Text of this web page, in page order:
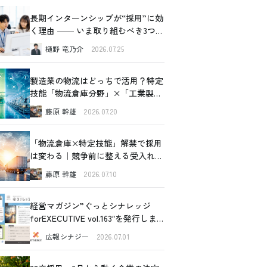
長期インターンシップが“採用”に効
く理由 ―― いま取り組むべき3つの
価値 樋野 竜乃介 2026.07.25
製造業の物流はどっちで活用？特定
技能「物流倉庫分野」×「工業製品
製造分野」比較ガイド
藤原 幹雄 2026.07.20
「物流倉庫×特定技能」解禁で採用
は変わる｜競争前に整える受入れ設
計の全体像
藤原 幹雄 2026.07.10
経営マガジン”ぐっとシナレッジ
forEXECUTIVE vol.163″を発行しま
した！広報シナジー 2026.07.01